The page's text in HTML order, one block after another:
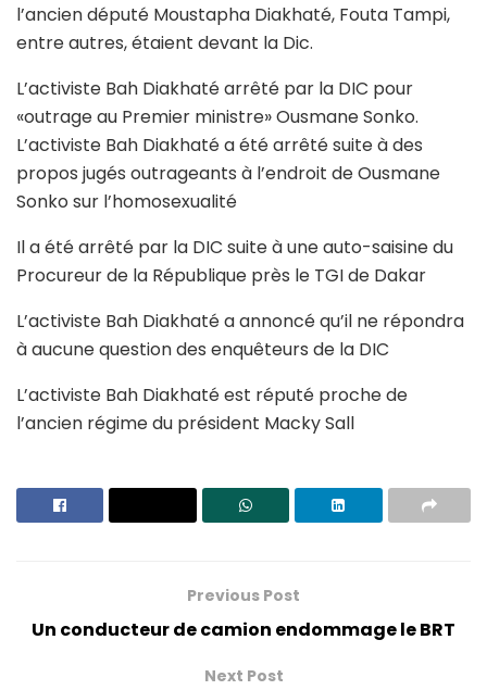
l’ancien député Moustapha Diakhaté, Fouta Tampi,
entre autres, étaient devant la Dic.
L’activiste Bah Diakhaté arrêté par la DIC pour
«outrage au Premier ministre» Ousmane Sonko.
L’activiste Bah Diakhaté a été arrêté suite à des
propos jugés outrageants à l’endroit de Ousmane
Sonko sur l’homosexualité
Il a été arrêté par la DIC suite à une auto-saisine du
Procureur de la République près le TGI de Dakar
L’activiste Bah Diakhaté a annoncé qu’il ne répondra
à aucune question des enquêteurs de la DIC
L’activiste Bah Diakhaté est réputé proche de
l’ancien régime du président Macky Sall
Previous Post
Un conducteur de camion endommage le BRT
Next Post